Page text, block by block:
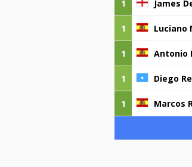
1 James
1 Luciano
1 Antonio
1 Diego
1 Marcos